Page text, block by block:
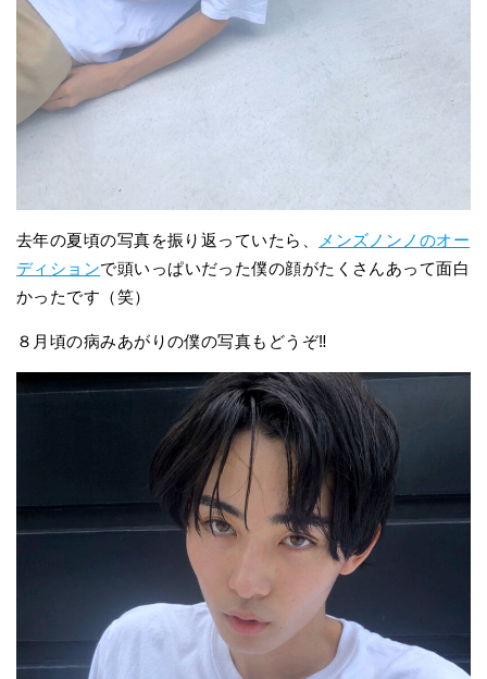
去年の夏頃の写真を振り返っていたら、
メンズノンノのオー
ディションで頭いっぱいだった僕の顔がたくさんあって面白
かったです（笑）
８月頃の病みあがりの僕の写真もどうぞ‼︎